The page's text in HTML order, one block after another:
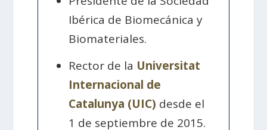
Ibérica de Biomecánica y
Biomateriales.
Rector de la Universitat
Internacional de
Catalunya (UIC) desde el
1 de septiembre de 2015.